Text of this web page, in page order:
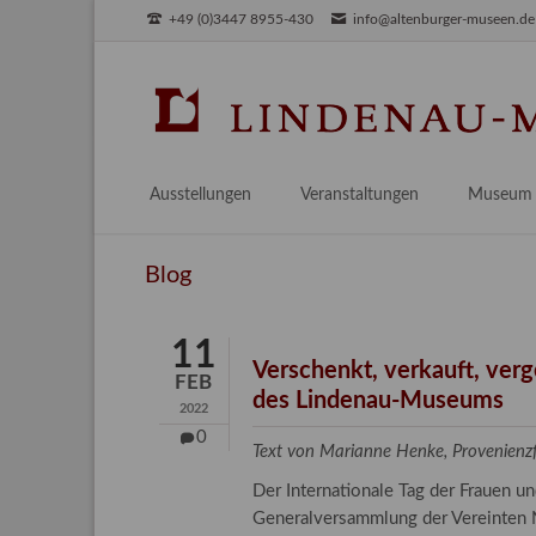
+49 (0)3447 8955-430 info@altenburger-museen.de
Ausstellungen
Aktuell
Veranstaltungen Museum
Digitales
Team
Blog
11
FEB
2022
0
Verschenkt, verkauft,
des Lindenau-Museums
Text von Marianne Henke,
Der Internationale Tag der Frauen
Generalversammlung der